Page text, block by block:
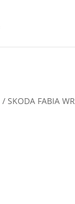
/ SKODA FABIA